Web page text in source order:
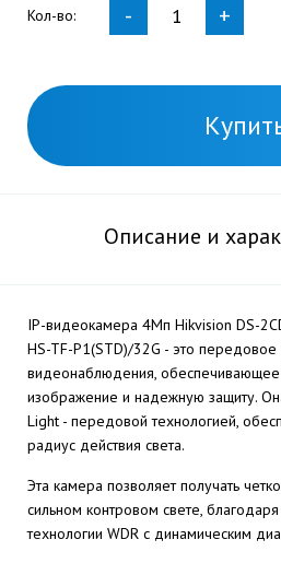
Кол-во: - +
Описание и
IP-видеокамера 4Мп Hikvision DS-
HS-TF-P1(STD)/32G - это передовое
видеонаблюдения, обеспечивающее
изображение и надежную защиту.
Light - передовой технологией,
радиус действия света.
Эта камера позволяет получать
сильном контровом свете,
технологии WDR с динамическим